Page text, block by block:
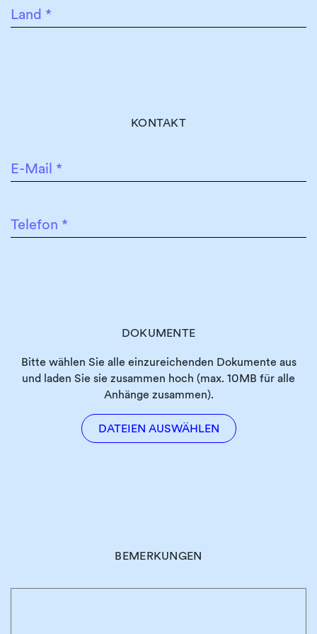
Land *
KONTAKT
E-Mail *
Telefon *
DOKUMENTE
Bitte wählen Sie alle einzureichenden Dokumente aus
und laden Sie sie zusammen hoch (max. 10MB für alle
Anhänge zusammen).
DATEIEN AUSWÄHLEN
BEMERKUNGEN